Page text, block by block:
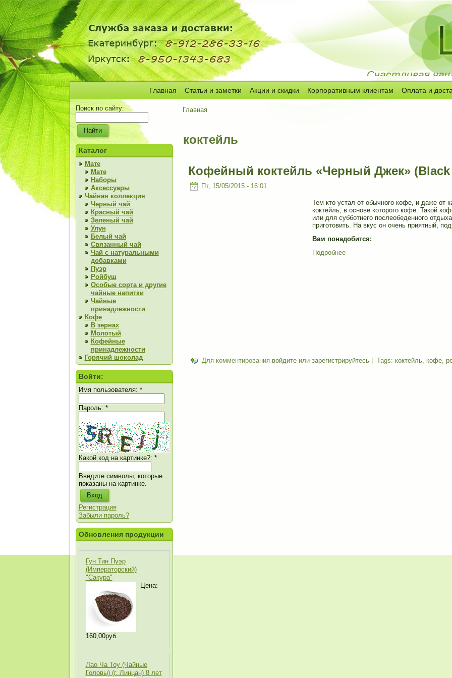
Счастливая
Главная Статьи и заметки Акции и скидки Корпоративным клиентам Оплата и
Поиск по сайту:
Каталог
Мате
Мате
Наборы
Аксессуары
Чайная коллекция
Черный чай
Красный чай
Зеленый чай
Улун
Белый чай
Связанный чай
Чай с натуральными
добавками
Пуэр
Ройбуш
Особые сорта и другие
чайные напитки
Чайные
принадлежности
Кофе
В зернах
Молотый
Кофейные
принадлежности
Горячий шоколад
Войти:
Имя пользователя: *
Пароль: *
Какой код на картинке?: *
Введите символы, которые
показаны на картинке.
Регистрация
Забыли пароль?
Обновления продукции
Гун Тин Пуэр
(Императорский)
"Сакура"
Цена:
160,00руб.
Лао Ча Тоу (Чайные
Головы) (г. Линцан) 8 лет
Главная
коктейль
Кофейный коктейль «Черный Джек» (Black
Пт, 15/05/2015 - 16:01
Тем кто устал от обычного кофе, и даже от
коктейль, в основе которого кофе. Такой
или для субботнего послеобеденного
приготовить. На вкус он очень приятный,
Вам понадобится:
Подробнее
Для комментирования войдитеили зарегистрируйтесь| Tags: коктейль, кофе,